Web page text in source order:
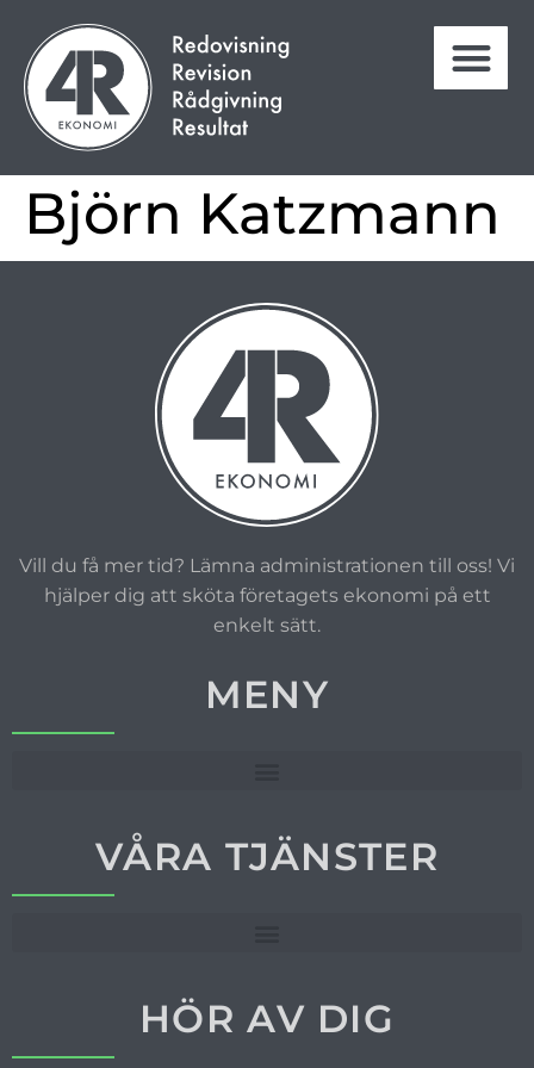
Björn Katzmann
Vill du få mer tid? Lämna administrationen till oss! Vi
hjälper dig att sköta företagets ekonomi på ett
enkelt sätt.
MENY
VÅRA TJÄNSTER
HÖR AV DIG